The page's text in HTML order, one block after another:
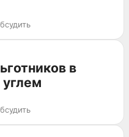
в
углем